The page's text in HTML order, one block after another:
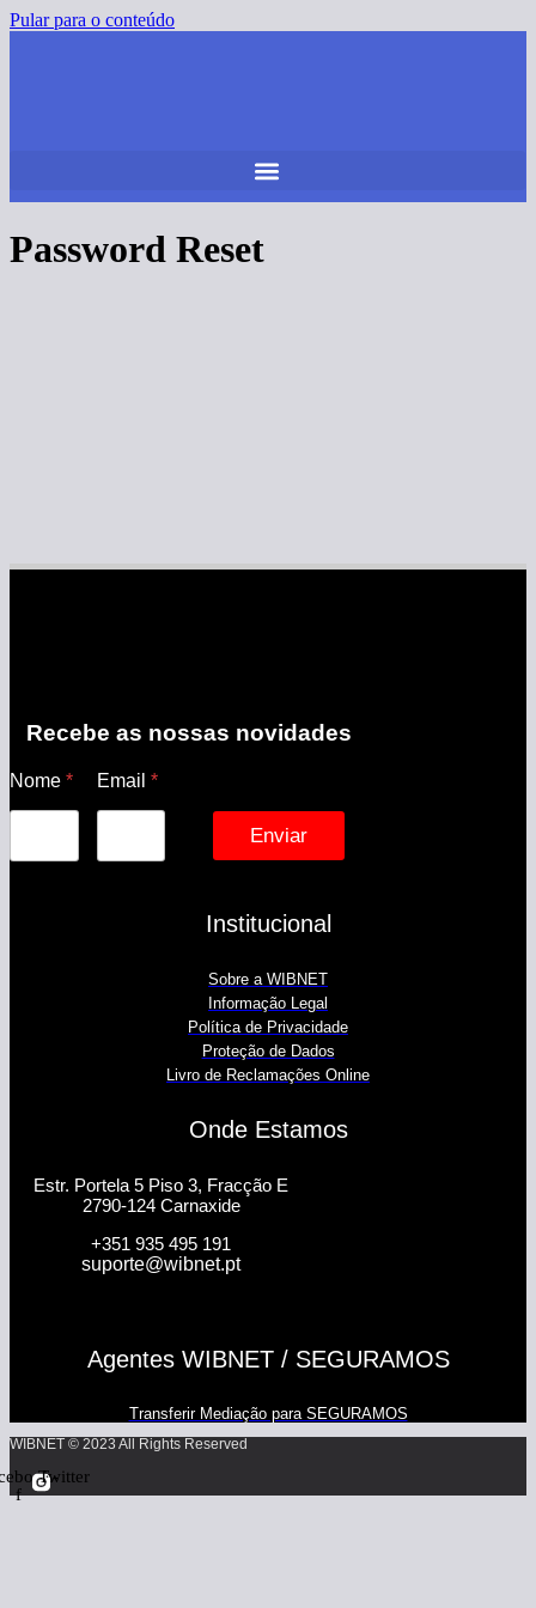
Pular para o conteúdo
Password Reset
Recebe as nossas novidades
Nome * Email *
Enviar
Institucional
Sobre a WIBNET
Informação Legal
Política de Privacidade
Proteção de Dados
Livro de Reclamações Online
Onde Estamos
Estr. Portela 5 Piso 3, Fracção E
2790-124 Carnaxide
+351 935 495 191
suporte@wibnet.pt
Agentes WIBNET / SEGURAMOS
Transferir Mediação para SEGURAMOS
WIBNET © 2023 All Rights Reserved
f
Twitter